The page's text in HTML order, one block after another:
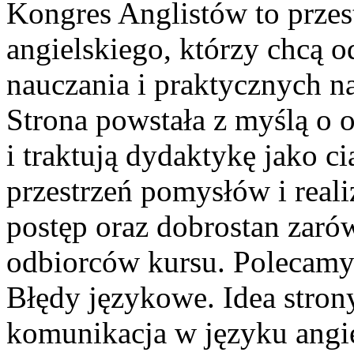
Kongres Anglistów to
angielskiego, którzy chcą
nauczania i praktycznych
Strona powstała z myślą o
i traktują dydaktykę jako
przestrzeń pomysłów i
postęp oraz dobrostan
odbiorców kursu.
Błędy językowe. Idea
komunikacja w języku